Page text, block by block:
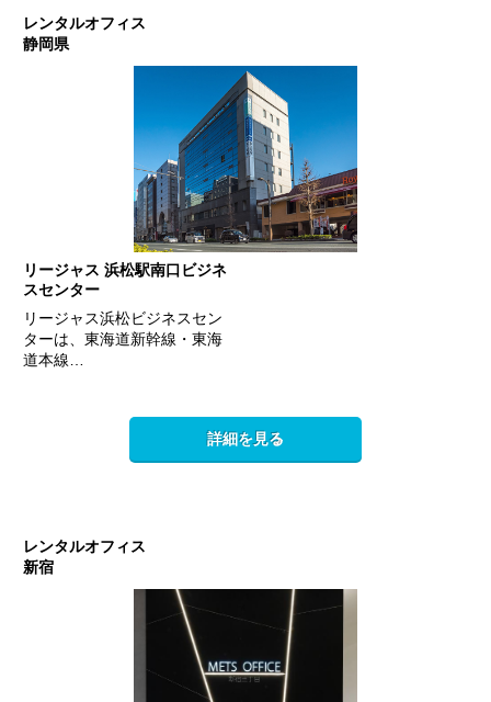
レンタルオフィス
静岡県
リージャス 浜松駅南口ビジネ
スセンター
リージャス浜松ビジネスセン
ターは、東海道新幹線・東海
道本線…
詳細を見る
レンタルオフィス
新宿